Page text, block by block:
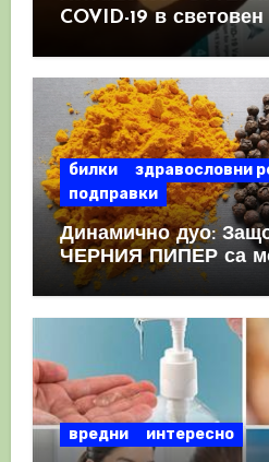
COVID-19 в
като призна, че те
билки
здравословни
подправки
Динамично дуо:
ЧЕРНИЯ ПИПЕР са
комбинация
вредни интересно